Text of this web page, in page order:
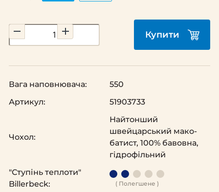
Купити
Вага наповнювача:
550
Артикул:
51903733
Чохол:
Найтонший
швейцарський мако-
батист, 100% бавовна,
гідрофільний
"Ступінь теплоти"
Billerbeck:
( Полегшене )